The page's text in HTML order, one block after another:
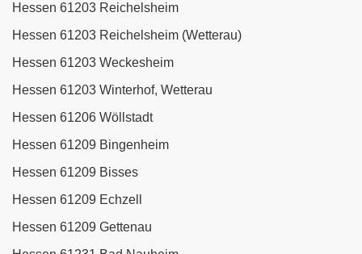
Hessen 61203 Reichelsheim
Hessen 61203 Reichelsheim (Wetterau)
Hessen 61203 Weckesheim
Hessen 61203 Winterhof, Wetterau
Hessen 61206 Wöllstadt
Hessen 61209 Bingenheim
Hessen 61209 Bisses
Hessen 61209 Echzell
Hessen 61209 Gettenau